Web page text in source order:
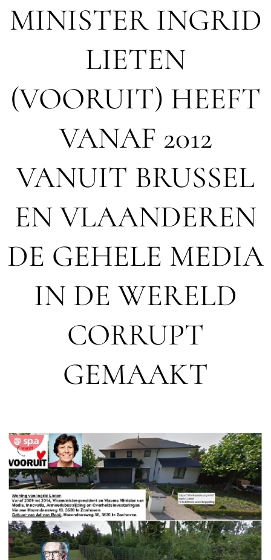
MINISTER INGRID
LIETEN
(VOORUIT) HEEFT
VANAF 2012
VANUIT BRUSSEL
EN VLAANDEREN
DE GEHELE MEDIA
IN DE WERELD
CORRUPT
GEMAAKT